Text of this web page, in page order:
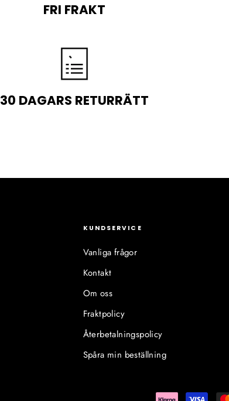
FRI FRAKT
30 DAGARS RETURRÄTT
KUNDSERVICE
Vanliga frågor
Kontakt
Om oss
Fraktpolicy
Återbetalningspolicy
Spåra min beställning